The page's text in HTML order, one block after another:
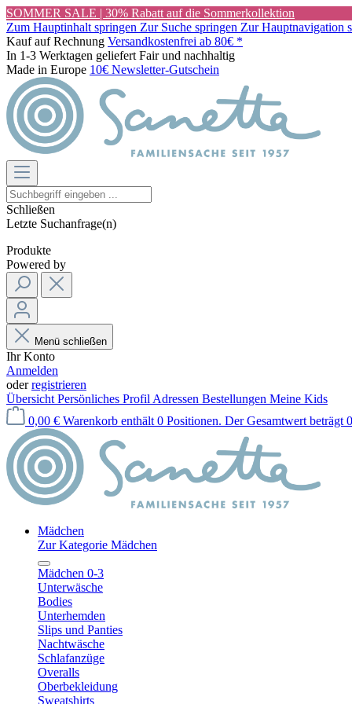
SOMMER SALE | 30% Rabatt auf die Sommerkollektion
Zum Hauptinhalt springen Zur Suche springen Zur Hauptnavigation
Kauf auf Rechnung Versandkostenfrei ab 80€ *
In 1-3 Werktagen geliefert Fair und nachhaltig
Made in Europe 10€ Newsletter-Gutschein
Schließen
Letzte Suchanfrage(n)
Produkte
Powered by
Menü schließen
Ihr Konto
Anmelden
oderregistrieren
Übersicht Persönliches Profil Adressen Bestellungen Meine Kids
0,00 € Warenkorb enthält 0 Positionen. Der Gesamtwert beträgt
Mädchen
Zur Kategorie Mädchen
Mädchen 0-3
Unterwäsche
Bodies
Unterhemden
Slips und Panties
Nachtwäsche
Schlafanzüge
Overalls
Oberbekleidung
Sweatshirts